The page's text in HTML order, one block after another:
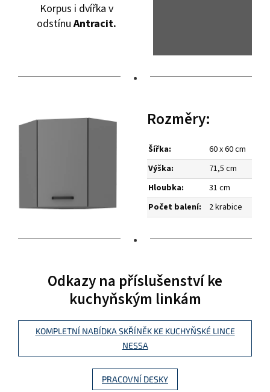
Korpus i dvířka v
odstínuAntracit.
•
Rozměry:
Šířka:
60 x 60 cm
Výška:
71,5 cm
Hloubka:
31 cm
Počet balení:
2 krabice
•
Odkazy na příslušenství ke
kuchyňským linkám
KOMPLETNÍ NABÍDKA SKŘÍNĚK KE KUCHYŇSKÉ LINCE
NESSA
PRACOVNÍ DESKY